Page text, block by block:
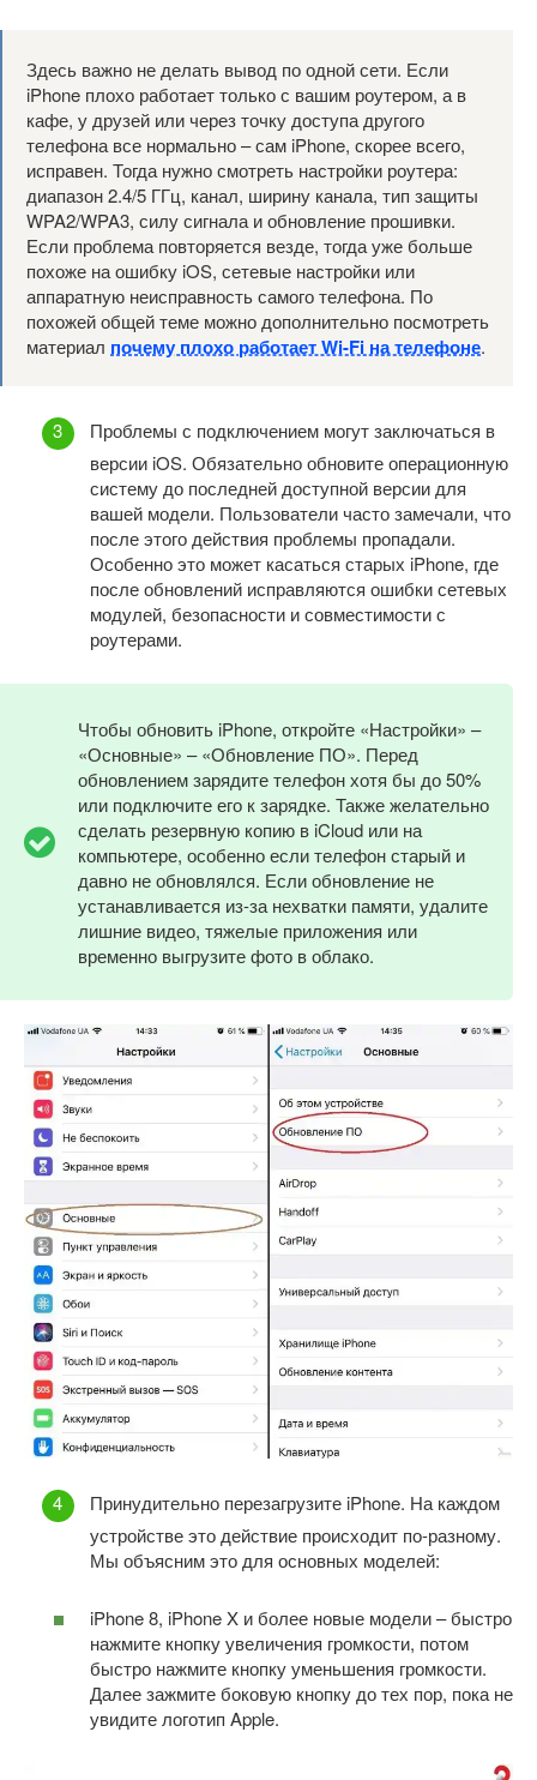
Здесь важно не делать вывод по одной сети. Если
iPhone плохо работает только с вашим роутером, а в
кафе, у друзей или через точку доступа другого
телефона все нормально – сам iPhone, скорее всего,
исправен. Тогда нужно смотреть настройки роутера:
диапазон 2.4/5 ГГц, канал, ширину канала, тип защиты
WPA2/WPA3, силу сигнала и обновление прошивки.
Если проблема повторяется везде, тогда уже больше
похоже на ошибку iOS, сетевые настройки или
аппаратную неисправность самого телефона. По
похожей общей теме можно дополнительно посмотреть
материал почему плохо работает Wi-Fi на телефоне.
Проблемы с подключением могут заключаться в
версии iOS. Обязательно обновите операционную
систему до последней доступной версии для
вашей модели. Пользователи часто замечали, что
после этого действия проблемы пропадали.
Особенно это может касаться старых iPhone, где
после обновлений исправляются ошибки сетевых
модулей, безопасности и совместимости с
роутерами.
Чтобы обновить iPhone, откройте «Настройки» –
«Основные» – «Обновление ПО». Перед
обновлением зарядите телефон хотя бы до 50%
или подключите его к зарядке. Также желательно
сделать резервную копию в iCloud или на
компьютере, особенно если телефон старый и
давно не обновлялся. Если обновление не
устанавливается из-за нехватки памяти, удалите
лишние видео, тяжелые приложения или
временно выгрузите фото в облако.
Принудительно перезагрузите iPhone. На каждом
устройстве это действие происходит по-разному.
Мы объясним это для основных моделей:
iPhone 8, iPhone X и более новые модели – быстро
нажмите кнопку увеличения громкости, потом
быстро нажмите кнопку уменьшения громкости.
Далее зажмите боковую кнопку до тех пор, пока не
увидите логотип Apple.